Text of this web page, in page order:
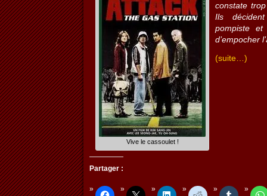
Vive le cassoulet !
constate
Ils
pompiste
d’empocher
(suite…)
Partager :